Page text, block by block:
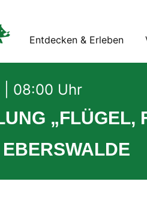
Entdecken & Erleben
08:00 Uhr
„FLÜGEL,